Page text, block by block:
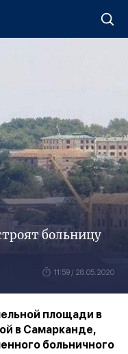
больницу
11:59 / 28.05.2020
площади в
в Самарканде,
больничного